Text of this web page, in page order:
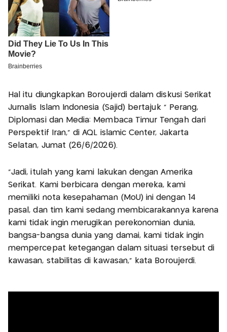
Hal itu diungkapkan Boroujerdi dalam diskusi Serikat
Jurnalis Islam Indonesia (Sajid) bertajuk " Perang,
Diplomasi dan Media: Membaca Timur Tengah dari
Perspektif Iran," di AQL islamic Center, Jakarta
Selatan, Jumat (26/6/2026).
"Jadi, itulah yang kami lakukan dengan Amerika
Serikat. Kami berbicara dengan mereka, kami
memiliki nota kesepahaman (MoU) ini dengan 14
pasal, dan tim kami sedang membicarakannya karena
kami tidak ingin merugikan perekonomian dunia,
bangsa-bangsa dunia yang damai, kami tidak ingin
mempercepat ketegangan dalam situasi tersebut di
kawasan, stabilitas di kawasan," kata Boroujerdi.